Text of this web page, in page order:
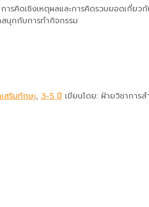
รคิดเชิงเหตุผลและการคิดรวบยอดเกี่ยว
นุกกับการทำกิจกรรม
สริมทักษะ, 3-5 ปี เขียนโดย: ฝ่ายวิชาการ